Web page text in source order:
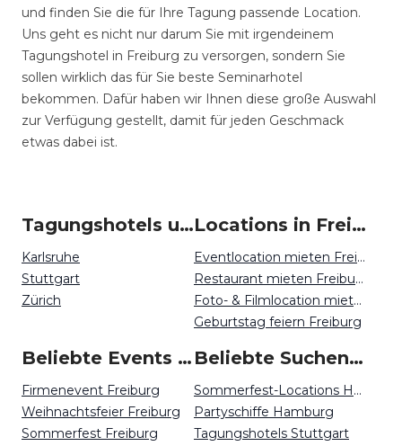
und finden Sie die für Ihre Tagung passende Location.
Uns geht es nicht nur darum Sie mit irgendeinem
Tagungshotel in Freiburg zu versorgen, sondern Sie
sollen wirklich das für Sie beste Seminarhotel
bekommen. Dafür haben wir Ihnen diese große Auswahl
zur Verfügung gestellt, damit für jeden Geschmack
etwas dabei ist.
Tagungshotels um Freiburg
Karlsruhe
Stuttgart
Zürich
Locations in Freiburg mieten
Eventlocation mieten Freiburg
Restaurant mieten Freiburg
Foto- & Filmlocation mieten Freiburg
Geburtstag feiern Freiburg
Beliebte Events in Freiburg
Firmenevent Freiburg
Weihnachtsfeier Freiburg
Sommerfest Freiburg
Beliebte Suchen auf Event Inc
Sommerfest-Locations Hannover
Partyschiffe Hamburg
Tagungshotels Stuttgart